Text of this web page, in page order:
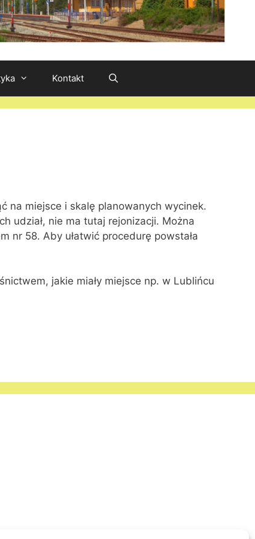
Kontakt
na miejsce i skalę planowanych wycinek.
udział, nie ma tutaj rejonizacji. Można
nr 58. Aby ułatwić procedurę powstała
jakie miały miejsce np. w Lublińcu